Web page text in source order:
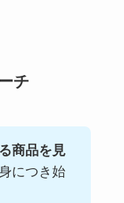
チ
商品を見
につき始